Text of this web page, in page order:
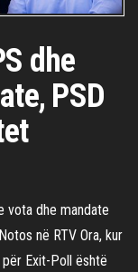
dhe
PSD
vota dhe mandate
në RTV Ora, kur
për Exit-Poll është